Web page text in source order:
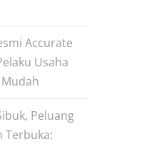
Accurate
Usaha
Peluang
Terbuka: